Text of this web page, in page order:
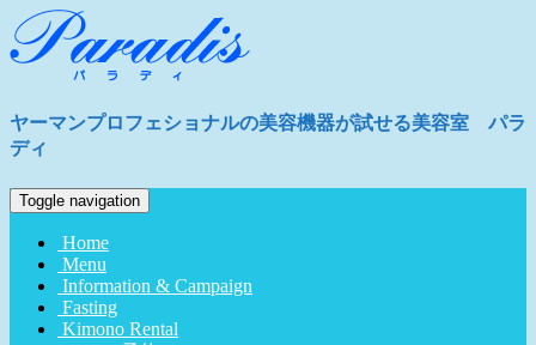
ヤーマンプロフェショナルの美容機器が試せる美容室 パラ
ディ
Toggle navigation
Home
Menu
Information & Campaign
Fasting
Kimono Rental